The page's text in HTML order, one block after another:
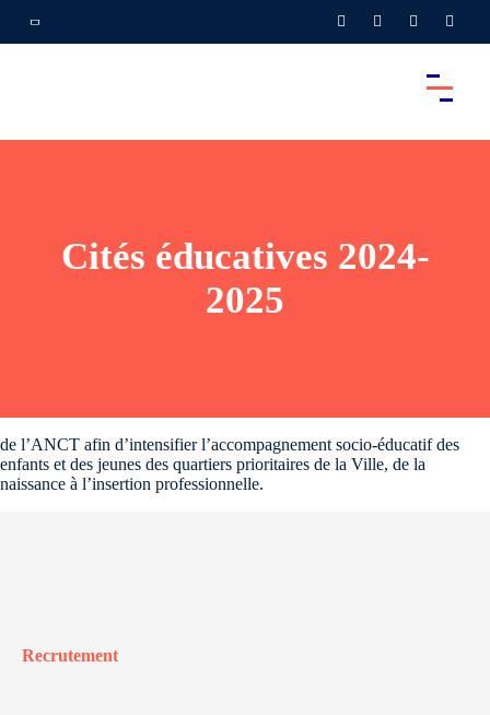
Cités éducatives 2024-
2025
de l’ANCT afin d’intensifier l’accompagnement socio-éducatif des
enfants et des jeunes des quartiers prioritaires de la Ville, de la
naissance à l’insertion professionnelle.
Recrutement